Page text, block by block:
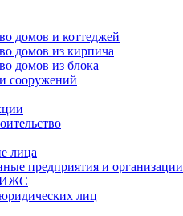
домов и коттеджей
домов из кирпича
домов из блока
сооружений
лица
предприятия и организации
ИЖС
лиц